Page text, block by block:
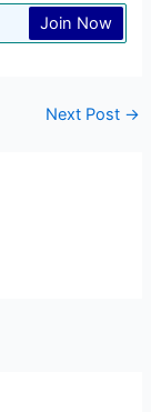
Join Now
Next Post →